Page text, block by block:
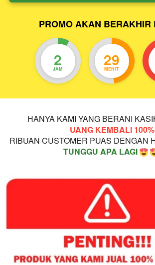
PROMO AKAN BERAKHIR
2
JAM 29
MENIT
HANYA KAMI YANG BERANI
UANG KEMBALI 100%
RIBUAN CUSTOMER PUAS DENGAN
TUNGGU APA LAGI